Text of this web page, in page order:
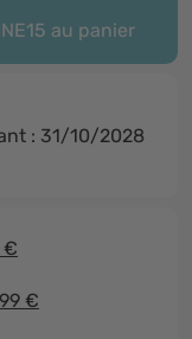
au panier
: 31/10/2028
€
€